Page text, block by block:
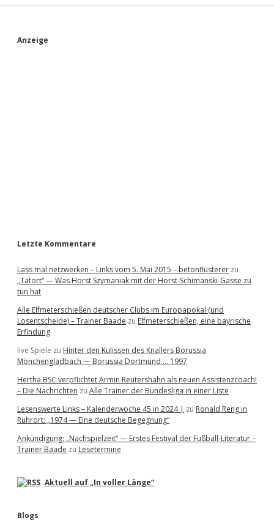
S
Anzeige
Letzte Kommentare
Lass mal netzwerken – Links vom 5. Mai 2015 – betonflüsterer zu
„Tatort“ — Was Horst Szymaniak mit der Horst-Schimanski-Gasse zu
tun hat
Alle Elfmeterschießen deutscher Clubs im Europapokal (und
Losentscheide) – Trainer Baade zu Elfmeterschießen, eine bayrische
Erfindung
live Spiele zu Hinter den Kulissen des Knallers Borussia
Mönchengladbach — Borussia Dortmund … 1997
Hertha BSC verpflichtet Armin Reutershahn als neuen Assistenzcoach!
– Die Nachrichten zu Alle Trainer der Bundesliga in einer Liste
Lesenswerte Links – Kalenderwoche 45 in 2024 | zu Ronald Reng in
Ruhrort: „1974 — Eine deutsche Begegnung“
Ankündigung: „Nachspielzeit“ — Erstes Festival der Fußball-Literatur –
Trainer Baade zu Lesetermine
Aktuell auf „In voller Länge“
Blogs